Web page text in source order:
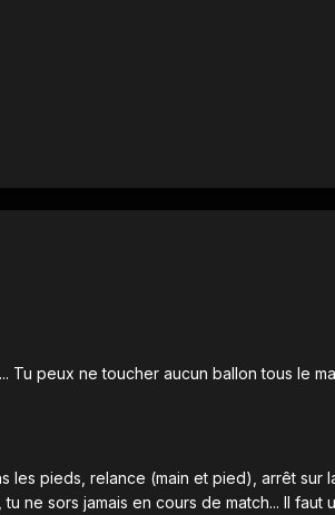
Tu peux ne toucher aucun ballon tous le
pieds, relance (main et pied), arrêt sur
sors jamais en cours de match... Il faut